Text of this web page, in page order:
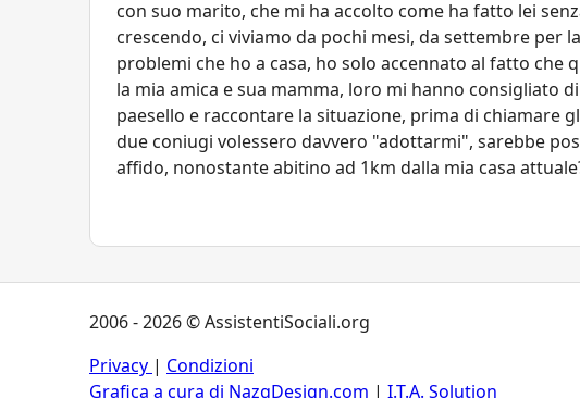
con suo marito, che mi ha accolto come ha fatto lei
crescendo, ci viviamo da pochi mesi, da settembre per
problemi che ho a casa, ho solo accennato al fatto che
la mia amica e sua mamma, loro mi hanno consigliato
paesello e raccontare la situazione, prima di chiamare
due coniugi volessero davvero "adottarmi", sarebbe
affido, nonostante abitino ad 1km dalla mia casa
2006 - 2026 © AssistentiSociali.org
Privacy | Condizioni
Grafica a cura di NazgDesign.com | I.T.A. Solution